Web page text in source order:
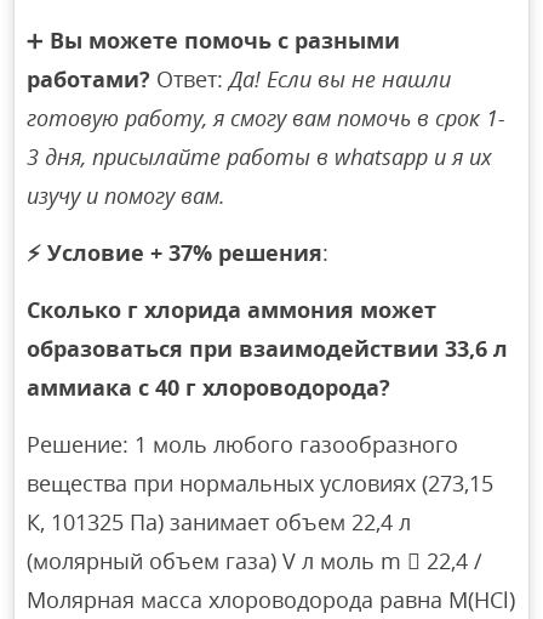
➕ Вы можете помочь с разными
работами? Ответ:Да! Если вы не нашли
готовую работу, я смогу вам помочь в срок 1-
3 дня, присылайте работы в whatsapp и я их
изучу и помогу вам.
⚡ Условие + 37% решения:
Сколько г хлорида аммония может
образоваться при взаимодействии 33,6 л
аммиака с 40 г хлороводорода?
Решение: 1 моль любого газообразного
вещества при нормальных условиях (273,15
К, 101325 Па) занимает объем 22,4 л
(молярный объем газа) V л моль m  22,4 /
Молярная масса хлороводорода равна M(HCl)